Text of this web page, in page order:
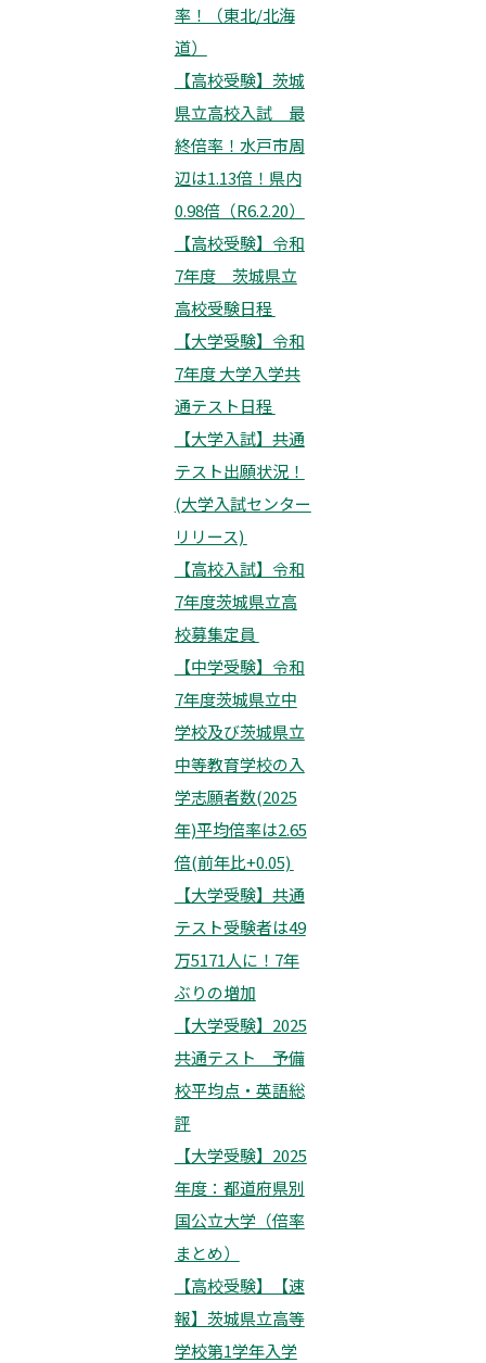
率！（東北/北海
道）
【高校受験】茨城
県立高校入試 最
終倍率！水戸市周
辺は1.13倍！県内
0.98倍（R6.2.20）
【高校受験】令和
7年度 茨城県立
高校受験日程
【大学受験】令和
7年度 大学入学共
通テスト日程
【大学入試】共通
テスト出願状況！
(大学入試センター
リリース)
【高校入試】令和
7年度茨城県立高
校募集定員
【中学受験】令和
7年度茨城県立中
学校及び茨城県立
中等教育学校の入
学志願者数(2025
年)平均倍率は2.65
倍(前年比+0.05)
【大学受験】共通
テスト受験者は49
万5171人に！7年
ぶりの増加
【大学受験】2025
共通テスト 予備
校平均点・英語総
評
【大学受験】2025
年度：都道府県別
国公立大学（倍率
まとめ）
【高校受験】【速
報】茨城県立高等
学校第1学年入学